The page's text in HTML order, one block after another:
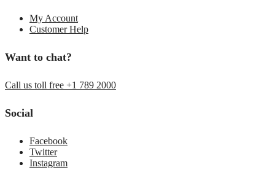
My Account
Customer Help
Want to chat?
Call us toll free +1 789 2000
Social
Facebook
Twitter
Instagram